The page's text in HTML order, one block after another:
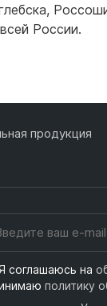
,
России.
продукция
соглашаюсь на
политику